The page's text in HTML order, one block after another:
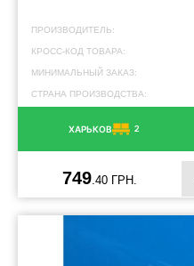
ПРОИЗВОДИТЕЛЬ:
КРОСС-КОД ТОВАРА:
МИНИМАЛЬНЫЙ ЗАКАЗ:
СТРАНА ПРОИЗВОДСТВА:
ХАРЬКОВ 2
749.40 ГРН.